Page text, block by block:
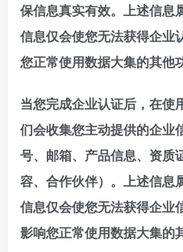
保信息真实有效。上述信息
信息仅会使您无法获得企业
您正常使用数据大集的其他
当您完成企业认证后，在使
们会收集您主动提供的企业
号、邮箱、产品信息、资质
容、合作伙伴）。上述信息
信息仅会使您无法获得企业
影响您正常使用数据大集的